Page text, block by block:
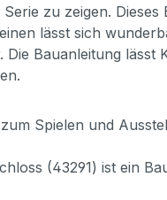
zu zeigen.
lässt sich
Bauanleitung
Spielen und
(43291) ist ein